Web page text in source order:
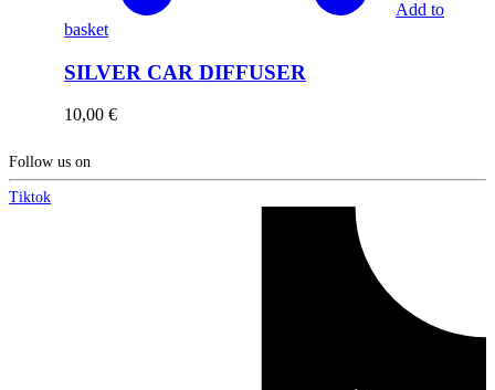
Add to
basket
SILVER CAR DIFFUSER
10,00 €
Follow us on
Tiktok